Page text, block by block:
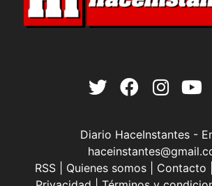
Diario HaceInstantes -
RSS| Quienes somos| Contacto